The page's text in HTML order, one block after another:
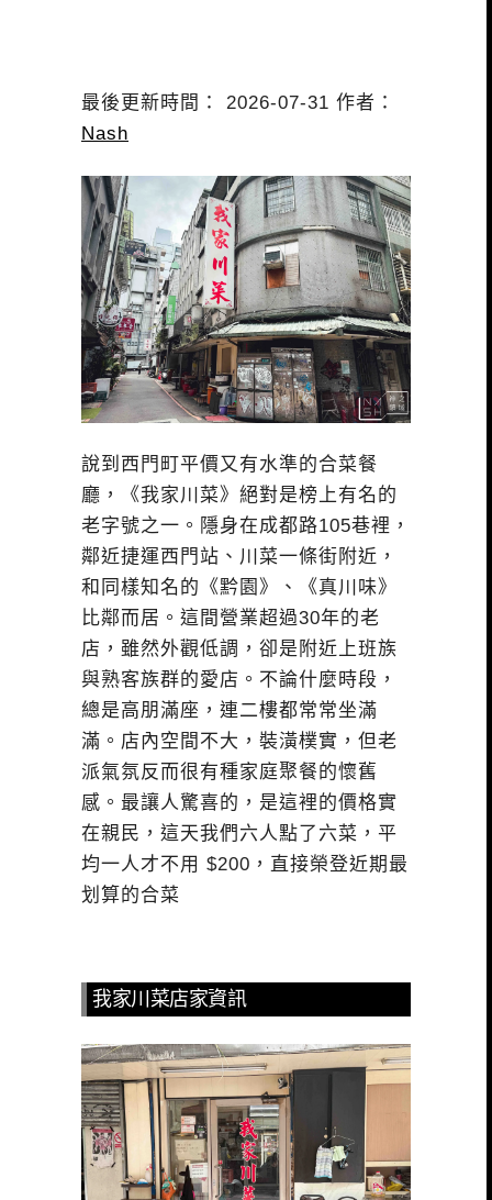
最後更新時間： 2026-07-31 作者：
Nash
說到西門町平價又有水準的合菜餐
廳，《我家川菜》絕對是榜上有名的
老字號之一。隱身在成都路105巷裡，
鄰近捷運西門站、川菜一條街附近，
和同樣知名的《黔園》、《真川味》
比鄰而居。這間營業超過30年的老
店，雖然外觀低調，卻是附近上班族
與熟客族群的愛店。不論什麼時段，
總是高朋滿座，連二樓都常常坐滿
滿。店內空間不大，裝潢樸實，但老
派氣氛反而很有種家庭聚餐的懷舊
感。最讓人驚喜的，是這裡的價格實
在親民，這天我們六人點了六菜，平
均一人才不用 $200，直接榮登近期最
划算的合菜
我家川菜店家資訊